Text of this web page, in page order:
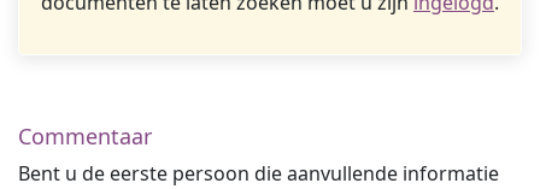
Commentaar
Bent u de eerste persoon die aanvullende informatie